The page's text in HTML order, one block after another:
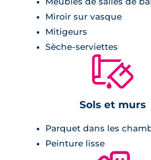
peinture lisse blanche,
double vitrage isolant,
menuiseries en PVC.
lumineuses,
carrelage,
Miroir sur vasque
Mitigeurs
Sèche-serviettes
🔨
Sols et murs
Parquet dans les
Peinture lisse